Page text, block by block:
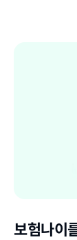
보험나이